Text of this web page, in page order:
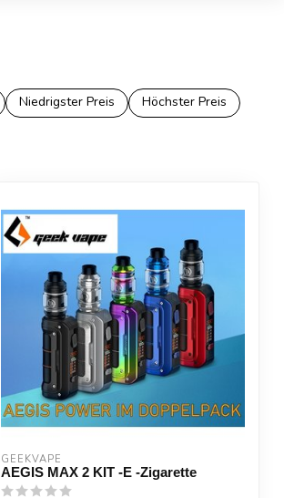
Niedrigster Preis
Höchster Preis
GEEKVAPE
AEGIS MAX 2 KIT -E -Zigarette